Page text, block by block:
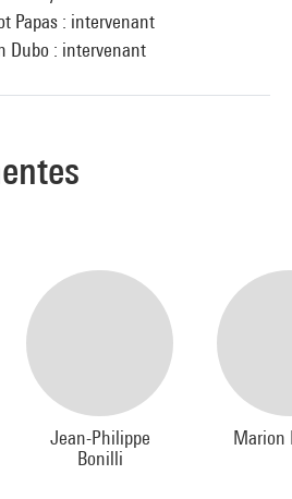
Papas : intervenant
Dubo : intervenant
Jean-Philippe
Bonilli
Marion